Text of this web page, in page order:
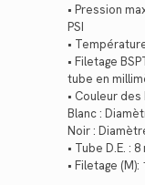
• Pression
PSI
•
• Filetage
tube en
• Couleur
Blanc :
Noir :
• Tube D.E. : 8
• Filetage (M):